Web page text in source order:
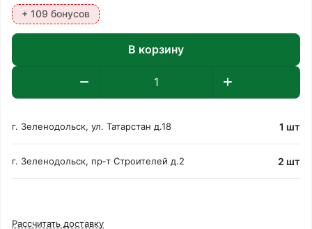
+ 109 бонусов
В корзину
г. Зеленодольск, ул. Татарстан д.18 1 шт
г. Зеленодольск, пр‑т Строителей д.2 2 шт
Рассчитать доставку